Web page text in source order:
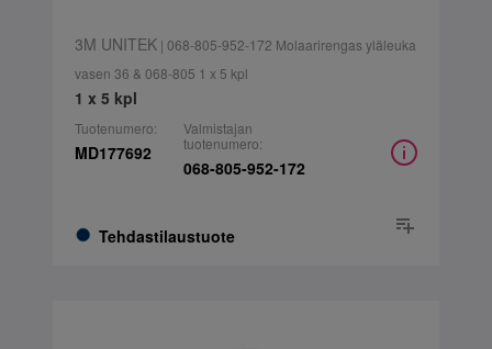
3M UNITEK| 068-805-952-172 Molaarirengas yläleuka
vasen 36 & 068-805 1 x 5 kpl
1 x 5 kpl
Tuotenumero:
MD177692
Tehdastilaustuote
Valmistajan
tuotenumero:
068-805-952-172